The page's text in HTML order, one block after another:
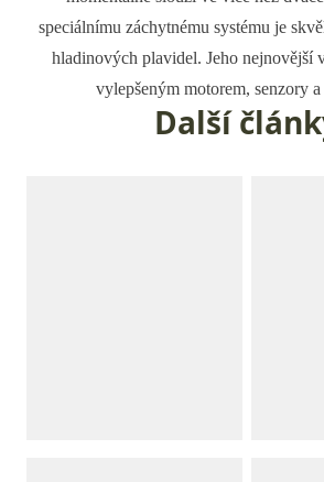
speciálnímu záchytnému systému je
hladinových plavidel. Jeho nejnovější
vylepšeným motorem, senzory
Další